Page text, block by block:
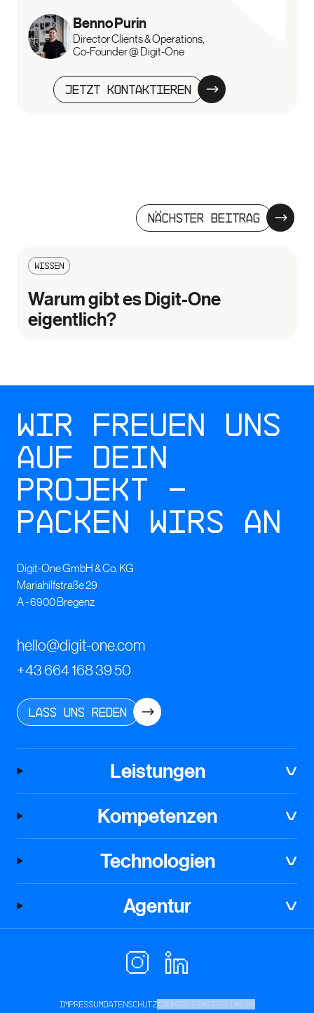
BennoPurin
Director Clients & Operations,
Co-Founder @ Digit-One
Jetzt kontaktieren
Nächster Beitrag
Wissen
Warum gibt es Digit-One
eigentlich?
Wir freuen uns
auf dein
Projekt –
packen wirs an
Digit-One GmbH & Co. KG
Mariahilfstraße 29
A - 6900 Bregenz
hello@digit-one.com
+43 664 168 39 50
Lass uns reden
Leistungen
Kompetenzen
Technologien
Agentur
ImpressumDatenschutz